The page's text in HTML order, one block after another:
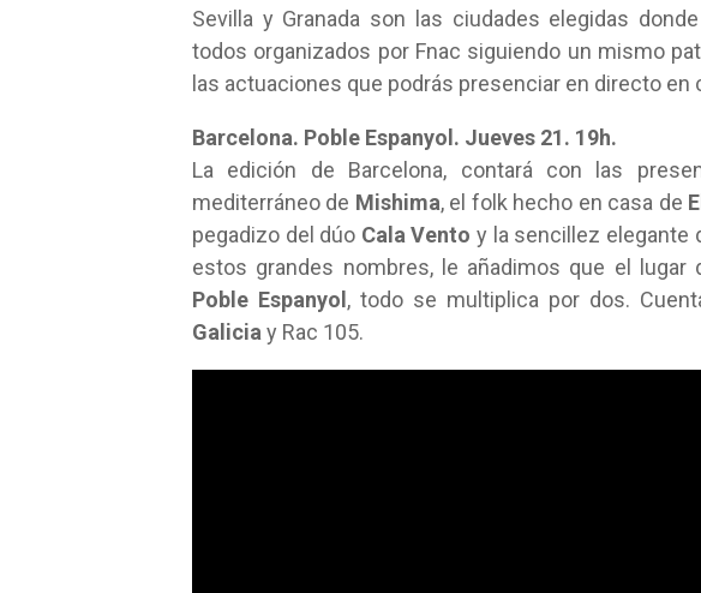
Sevilla y Granada son las ciudades elegidas
todos organizados por Fnac siguiendo un mismo
las actuaciones que podrás presenciar en directo
Barcelona. Poble Espanyol. Jueves 21. 19h.
La edición de Barcelona, contará con las
mediterráneo de Mishima, el folk hecho en casa de
pegadizo del dúo Cala Vento y la sencillez elegante
estos grandes nombres, le añadimos que el
Poble Espanyol , todo se multiplica por dos.
Galicia y Rac 105.